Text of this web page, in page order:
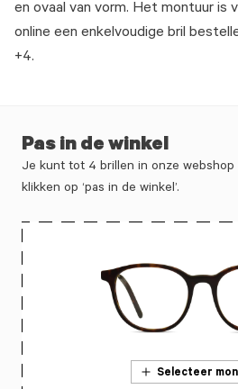
en ovaal van vorm. Het montuur is
online een enkelvoudige bril
+4.
Pas in de winkel
Je kunt tot 4 brillen in onze
klikken op ‘pas in de winkel’.
Selecteer